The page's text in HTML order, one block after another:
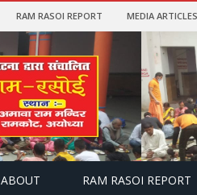
RAM RASOI REPORT MEDIA ARTICLES
ABOUT RAM RASOI REPORT